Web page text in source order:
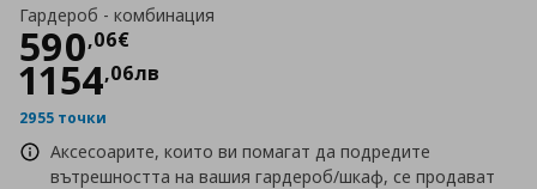
Гардероб - комбинация
590,06€
Цена590,06 €
1154,06лв
2955 точки
Аксесоарите, които ви помагат да подредите
вътрешността на вашия гардероб/шкаф, се продават